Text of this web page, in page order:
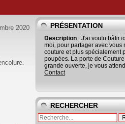
2020 PRÉSENTATION
Description : J'ai voulu bâtir
moi, pour partager avec vous
couture et plus spécialement
poupées. La porte de
grande ouverte, je vous
Contact
RECHERCHER